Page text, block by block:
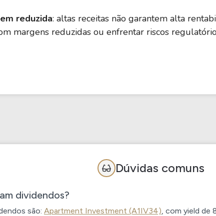
reduzida: altas receitas não garantem alta
margens reduzidas ou enfrentar riscos
Dúvidas comuns
dividendos?
são: Apartment Investment (A1IV34) , com yield